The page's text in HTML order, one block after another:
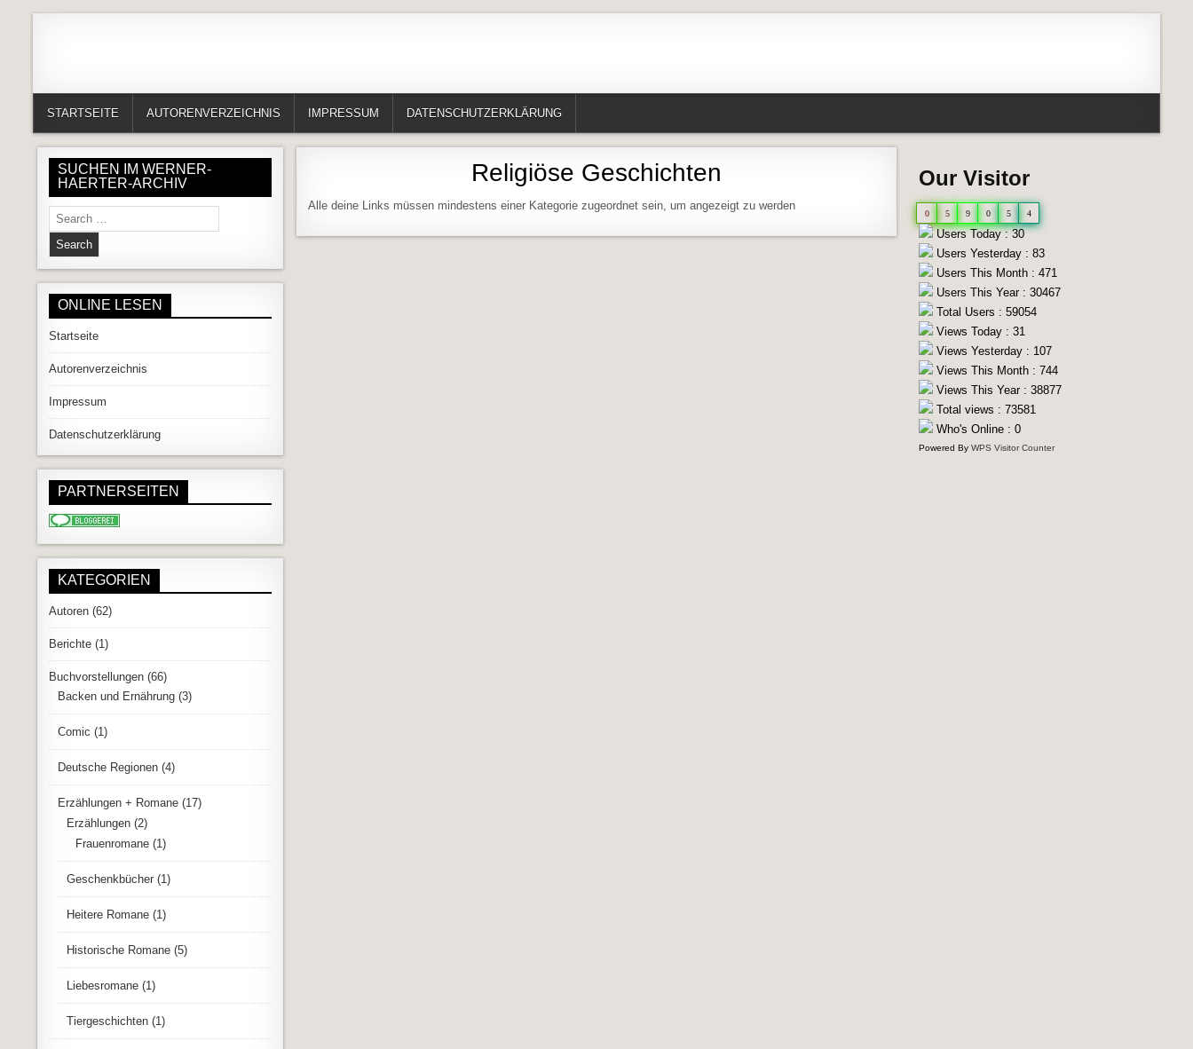
STARTSEITE AUTORENVERZEICHNIS IMPRESSUM DATENSCHUTZERKLÄRUNG
Religiöse Geschichten
Alle deine Links müssen mindestens einer Kategorie zugeordnet sein, um angezeigt zu werden
SUCHEN IM WERNER-
HAERTER-ARCHIV
Search for:
ONLINE LESEN
Startseite
Autorenverzeichnis
Impressum
Datenschutzerklärung
PARTNERSEITEN
KATEGORIEN
Autoren (62)
Berichte (1)
Buchvorstellungen (66)
Backen und Ernährung (3)
Comic (1)
Deutsche Regionen (4)
Erzählungen + Romane (17)
Erzählungen (2)
Frauenromane (1)
Geschenkbücher (1)
Heitere Romane (1)
Historische Romane (5)
Liebesromane (1)
Tiergeschichten (1)
Our Visitor
0 5 9 0 5 4
Users Today : 30
Users Yesterday : 83
Users This Month : 471
Users This Year : 30467
Total Users : 59054
Views Today : 31
Views Yesterday : 107
Views This Month : 744
Views This Year : 38877
Total views : 73581
Who's Online : 0
Powered By WPS Visitor Counter